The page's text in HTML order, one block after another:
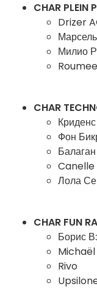
CHAR PLEIN
Drizer
Милио
Roumee
CHAR
Фон
Балаган
Лола
CHAR FUN
Борис
Rivo